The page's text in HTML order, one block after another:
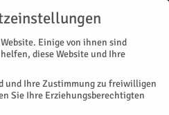
Physio
Einige von ihnen sind
diese Website und Ihre
und Ihre Zustimmung zu freiwilligen
Sie Ihre Erziehungsberechtigten